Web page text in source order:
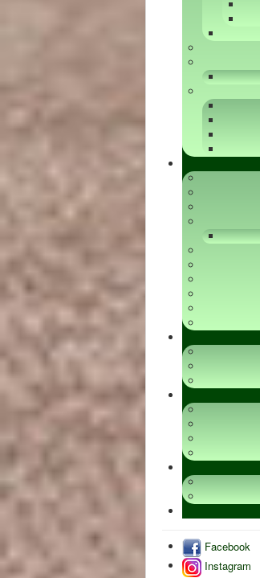
Facebook
Instagram